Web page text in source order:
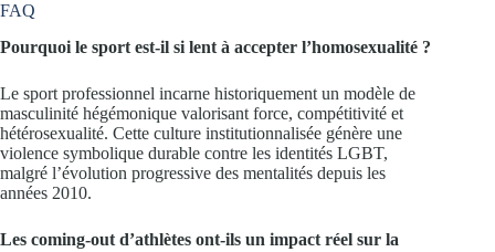
FAQ
Pourquoi le sport est-il si lent à accepter l’homosexualité ?
Le sport professionnel incarne historiquement un modèle de
masculinité hégémonique valorisant force, compétitivité et
hétérosexualité. Cette culture institutionnalisée génère une
violence symbolique durable contre les identités LGBT,
malgré l’évolution progressive des mentalités depuis les
années 2010.
Les coming-out d’athlètes ont-ils un impact réel sur la